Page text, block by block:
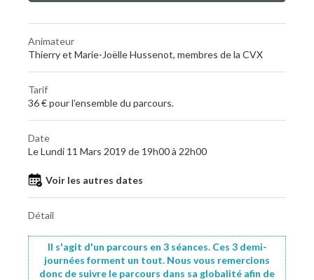
Animateur
Thierry et Marie-Joëlle Hussenot, membres de la CVX
Tarif
36 € pour l’ensemble du parcours.
Date
Le Lundi 11 Mars 2019 de 19h00 à 22h00
Voir les autres dates
Détail
Il s'agit d'un parcours en 3 séances. Ces 3 demi-
journées forment un tout. Nous vous remercions
donc de suivre le parcours dans sa globalité afin de